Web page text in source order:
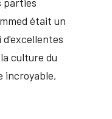
était un
d'excellentes
culture du
incroyable,